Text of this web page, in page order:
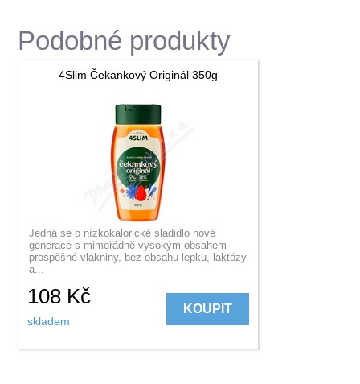
Podobné produkty
4Slim Čekankový Originál 350g
Jedná se o nízkokalorické sladidlo nové
generace s mimořádně vysokým obsahem
prospěšné vlákniny, bez obsahu lepku, laktózy
a...
108 Kč
skladem
KOUPIT